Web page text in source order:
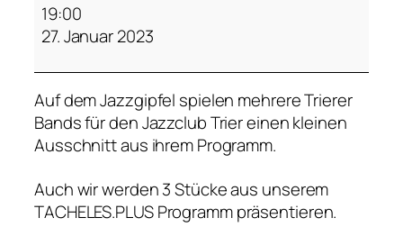
g
i
p
f
l
T
19:00
27. Januar 2023
Auf dem Jazzgipfel spielen mehrere Trierer
Bands für den Jazzclub Trier einen kleinen
Ausschnitt aus ihrem Programm.
Auch wir werden 3 Stücke aus unserem
TACHELES.PLUS Programm präsentieren.